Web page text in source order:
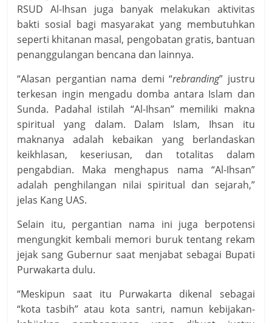
RSUD Al-Ihsan juga banyak melakukan aktivitas
bakti sosial bagi masyarakat yang membutuhkan
seperti khitanan masal, pengobatan gratis, bantuan
penanggulangan bencana dan lainnya.
“Alasan pergantian nama demi “rebranding” justru
terkesan ingin mengadu domba antara Islam dan
Sunda. Padahal istilah “Al-Ihsan” memiliki makna
spiritual yang dalam. Dalam Islam, Ihsan itu
maknanya adalah kebaikan yang berlandaskan
keikhlasan, keseriusan, dan totalitas dalam
pengabdian. Maka menghapus nama “Al-Ihsan”
adalah penghilangan nilai spiritual dan sejarah,”
jelas Kang UAS.
Selain itu, pergantian nama ini juga berpotensi
mengungkit kembali memori buruk tentang rekam
jejak sang Gubernur saat menjabat sebagai Bupati
Purwakarta dulu.
“Meskipun saat itu Purwakarta dikenal sebagai
“kota tasbih” atau kota santri, namun kebijakan-